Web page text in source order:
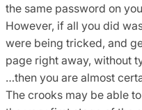
the same password on
However, if all you did
were being tricked, and
page right away, without
…then you are almost
The crooks may be able